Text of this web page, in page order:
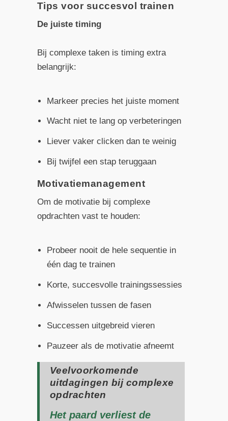
Tips voor succesvol trainen
De juiste timing
Bij complexe taken is timing extra
belangrijk:
Markeer precies het juiste moment
Wacht niet te lang op verbeteringen
Liever vaker clicken dan te weinig
Bij twijfel een stap teruggaan
Motivatiemanagement
Om de motivatie bij complexe
opdrachten vast te houden:
Probeer nooit de hele sequentie in
één dag te trainen
Korte, succesvolle trainingssessies
Afwisselen tussen de fasen
Successen uitgebreid vieren
Pauzeer als de motivatie afneemt
Veelvoorkomende
uitdagingen bij complexe
opdrachten
Het paard verliest de